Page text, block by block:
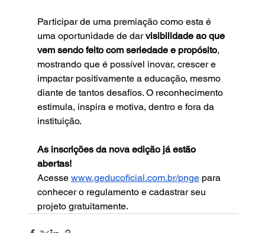
Participar de uma premiação como esta é
uma oportunidade de dar visibilidade ao que
vem sendo feito com seriedade e propósito,
mostrando que é possível inovar, crescer e
impactar positivamente a educação, mesmo
diante de tantos desafios. O reconhecimento
estimula, inspira e motiva, dentro e fora da
instituição.
As inscrições da nova edição já estão
abertas!
Acesse www.geducoficial.com.br/pnge para
conhecer o regulamento e cadastrar seu
projeto gratuitamente.